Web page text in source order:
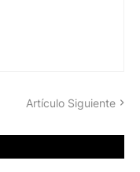
Artículo Siguiente